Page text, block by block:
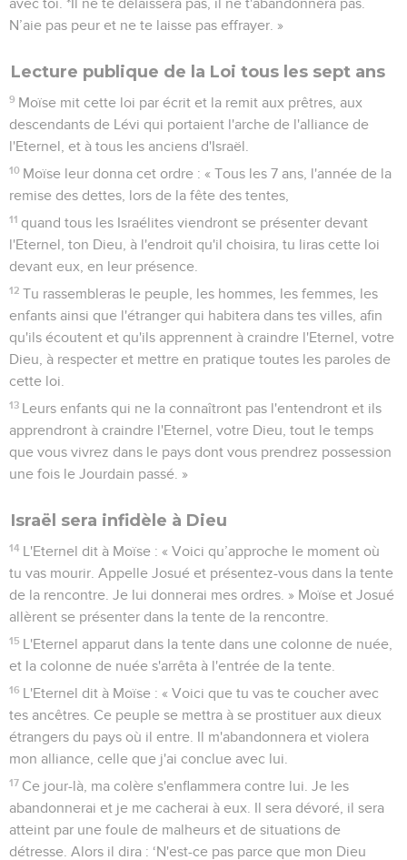
avec toi. *Il ne te délaissera pas, il ne t'abandonnera pas.
N’aie pas peur et ne te laisse pas effrayer. »
Lecture publique de la Loi tous les sept ans
9 Moïse mit cette loi par écrit et la remit aux prêtres, aux
descendants de Lévi qui portaient l'arche de l'alliance de
l'Eternel, et à tous les anciens d'Israël.
10 Moïse leur donna cet ordre : « Tous les 7 ans, l'année de la
remise des dettes, lors de la fête des tentes,
11 quand tous les Israélites viendront se présenter devant
l'Eternel, ton Dieu, à l'endroit qu'il choisira, tu liras cette loi
devant eux, en leur présence.
12 Tu rassembleras le peuple, les hommes, les femmes, les
enfants ainsi que l'étranger qui habitera dans tes villes, afin
qu'ils écoutent et qu'ils apprennent à craindre l'Eternel, votre
Dieu, à respecter et mettre en pratique toutes les paroles de
cette loi.
13 Leurs enfants qui ne la connaîtront pas l'entendront et ils
apprendront à craindre l'Eternel, votre Dieu, tout le temps
que vous vivrez dans le pays dont vous prendrez possession
une fois le Jourdain passé. »
Israël sera infidèle à Dieu
14 L'Eternel dit à Moïse : « Voici qu’approche le moment où
tu vas mourir. Appelle Josué et présentez-vous dans la tente
de la rencontre. Je lui donnerai mes ordres. » Moïse et Josué
allèrent se présenter dans la tente de la rencontre.
15 L'Eternel apparut dans la tente dans une colonne de nuée,
et la colonne de nuée s'arrêta à l'entrée de la tente.
16 L'Eternel dit à Moïse : « Voici que tu vas te coucher avec
tes ancêtres. Ce peuple se mettra à se prostituer aux dieux
étrangers du pays où il entre. Il m'abandonnera et violera
mon alliance, celle que j'ai conclue avec lui.
17 Ce jour-là, ma colère s'enflammera contre lui. Je les
abandonnerai et je me cacherai à eux. Il sera dévoré, il sera
atteint par une foule de malheurs et de situations de
détresse. Alors il dira : ‘N'est-ce pas parce que mon Dieu